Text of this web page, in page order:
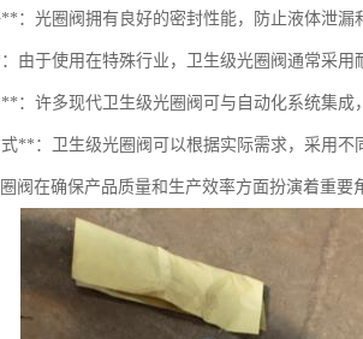
：光圈阀拥有良好的密封性能，防止液体泄漏
由于使用在特殊行业，卫生级光圈阀通常采用
：许多现代卫生级光圈阀可与自动化系统集成
**：卫生级光圈阀可以根据实际需求，采用不
阀在确保产品质量和生产效率方面扮演着重要